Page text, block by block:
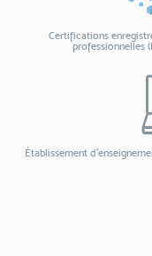
Certifications
professionnelles
Établissement